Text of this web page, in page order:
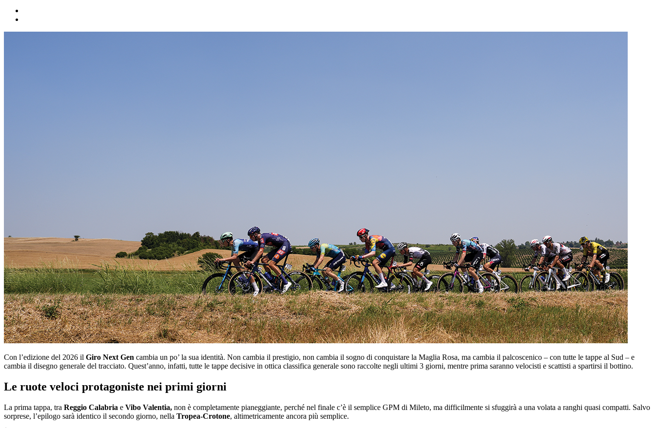
Con l’edizione del 2026 il Giro Next Gen cambia un po’ la sua identità. Non cambia il prestigio, non cambia il sogno di conquistare la Maglia Rosa, ma cambia il palcoscenico – con tutte le tappe al Sud – e
cambia il disegno generale del tracciato. Quest’anno, infatti, tutte le tappe decisive in ottica classifica generale sono raccolte negli ultimi 3 giorni, mentre prima saranno velocisti e scattisti a spartirsi il bottino.
Le ruote veloci protagoniste nei primi giorni
La prima tappa, tra Reggio Calabria e Vibo Valentia, non è completamente pianeggiante, perché nel finale c’è il semplice GPM di Mileto, ma difficilmente si sfuggirà a una volata a ranghi quasi compatti. Salvo
sorprese, l’epilogo sarà identico il secondo giorno, nella Tropea-Crotone, altimetricamente ancora più semplice.